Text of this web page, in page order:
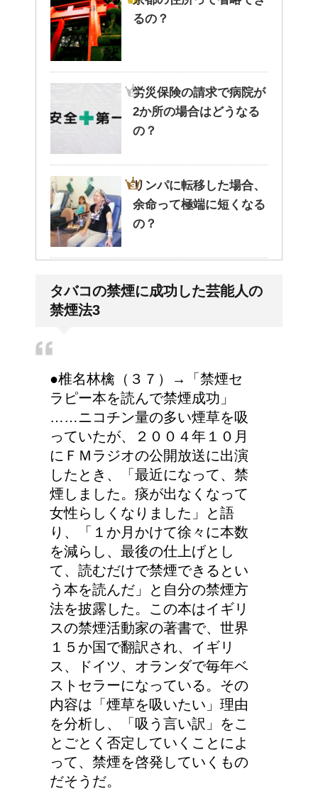
るの？
労災保険の請求で病院が
2か所の場合はどうなる
の？
リンパに転移した場合、
余命って極端に短くなる
の？
気管支はどうなるの？
大学の成績の評価での
『優』の位置づけは？
今月はピンチかも?!給料
から引かれる税金は月に
よって違う？
耳と肩が関係するの？耳
の違和感の原因は「肩こ
り」？！
第二次世界大戦における
日本の徴兵年齢は？
タバコの禁煙に成功した芸能人の
禁煙法3
●椎名林檎（３７）→「禁煙セ
ラピー本を読んで禁煙成功」
……ニコチン量の多い煙草を吸
っていたが、２００４年１０月
にＦＭラジオの公開放送に出演
したとき、「最近になって、禁
煙しました。痰が出なくなって
女性らしくなりました」と語
り、「１か月かけて徐々に本数
を減らし、最後の仕上げとし
て、読むだけで禁煙できるとい
う本を読んだ」と自分の禁煙方
法を披露した。この本はイギリ
スの禁煙活動家の著書で、世界
１５か国で翻訳され、イギリ
ス、ドイツ、オランダで毎年ベ
ストセラーになっている。その
内容は「煙草を吸いたい」理由
を分析し、「吸う言い訳」をこ
とごとく否定していくことによ
って、禁煙を啓発していくもの
だそうだ。